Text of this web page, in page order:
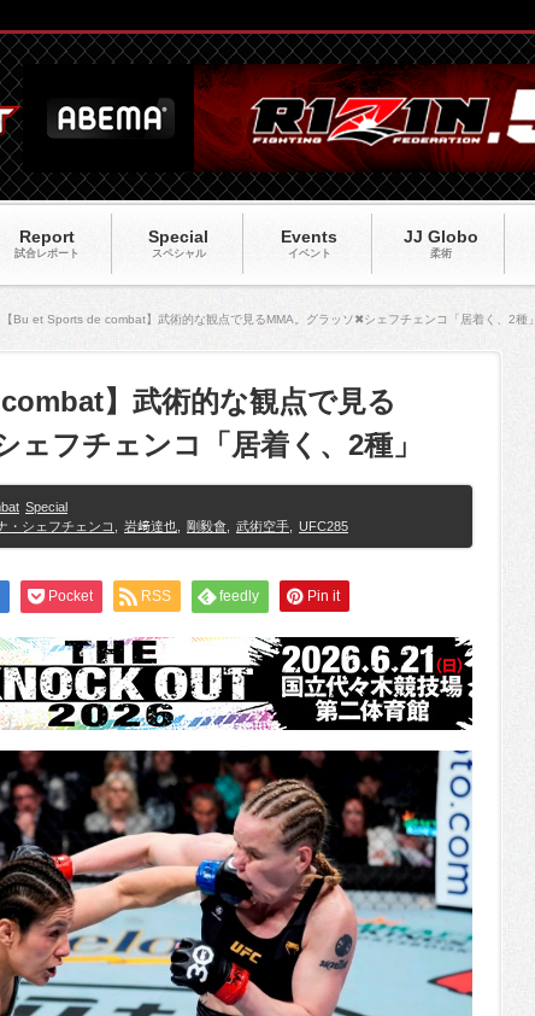
Report
試合レポート
Special
スペシャル
Events
イベント
JJ Globo
柔術
【Bu et Sports de combat】武術的な観点で見るMMA。グラッソ✖シェフチェンコ「居着く、2種」
】武術的な観点で見る
フチェンコ「居着く、2種」
Special
・シェフチェンコ 岩﨑達也 剛毅會 武術空手 UFC285
Pocket RSS feedly Pin it